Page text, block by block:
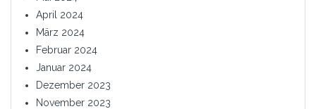
April 2024
März 2024
Februar 2024
Januar 2024
Dezember 2023
November 2023